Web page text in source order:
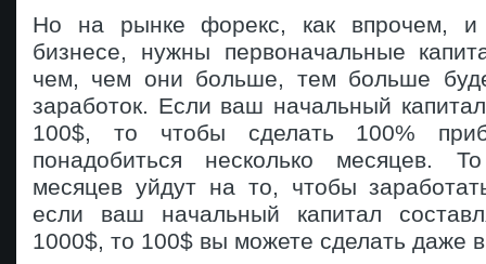
Но на рынке форекс, как впрочем,
бизнесе, нужны первоначальные
чем, чем они больше, тем больше
заработок. Если ваш начальный
100$, то чтобы сделать 100%
понадобиться несколько месяцев.
месяцев уйдут на то, чтобы
если ваш начальный капитал
1000$, то 100$ вы можете сделать даже